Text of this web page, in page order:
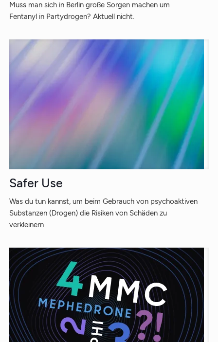
Muss man sich in Berlin große Sorgen machen um
Fentanyl in Partydrogen? Aktuell nicht.
Safer Use
Was du tun kannst, um beim Gebrauch von psychoaktiven
Substanzen (Drogen) die Risiken von Schäden zu
verkleinern